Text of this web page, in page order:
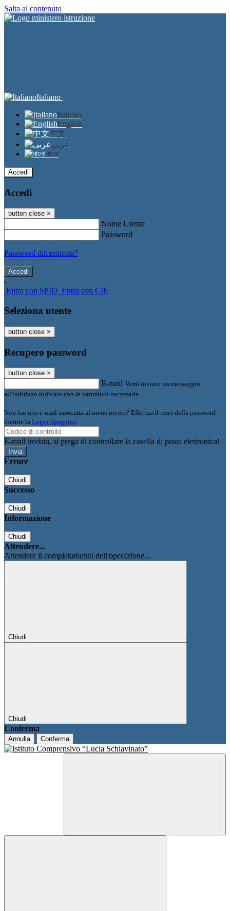
Salta al contenuto
Italiano
Italiano
English
中文
عربى
বাংলা
Accedi
Accedi
button close ×
Nome Utente
Password
Password dimenticata?
-
Entra con SPID Entra con CIE
Seleziona utente
button close ×
Recupero password
button close ×
E-mail Verrà inviato un messaggio
all'indirizzo indicato con le istruzioni necessarie.
Non hai una e-mail associata al nome utente? Effettua il reset della password
tramite la Login Spaggiari
E-mail inviata, si prega di controllare la casella di posta elettronica!
Errore
Chiudi
Successo
Chiudi
Informazione
Chiudi
Attendere...
Attendere il completamento dell'operazione...
Chiudi
Chiudi
Conferma
Annulla Conferma